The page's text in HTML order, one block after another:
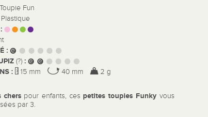
Toupie Fun
Plastique
:
:
(?) :
:
15 mm 40 mm 2 g
cherspour enfants, ces petites toupies Funkyvous
par 3.